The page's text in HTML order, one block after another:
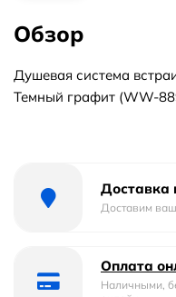
Обзор
Душевая система
Темный графит (WW-
Доставка
Доставим ваш
Оплата
Наличными,